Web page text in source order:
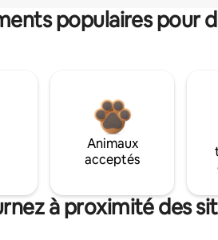
populaires pour
Animaux
acceptés
à proximité des